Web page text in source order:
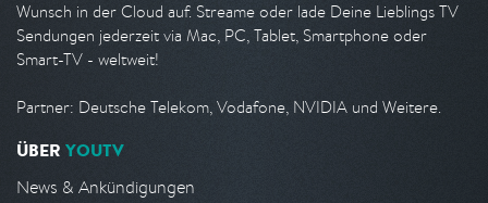
Wunsch in der Cloud auf. Streame oder lade Deine Lieblings TV
Sendungen jederzeit via Mac, PC, Tablet, Smartphone oder
Smart-TV - weltweit!
Partner: Deutsche Telekom, Vodafone, NVIDIA und Weitere.
ÜBER YOUTV
News & Ankündigungen